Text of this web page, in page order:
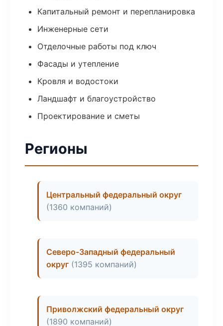
Капитальный ремонт и перепланировка
Инженерные сети
Отделочные работы под ключ
Фасады и утепление
Кровля и водостоки
Ландшафт и благоустройство
Проектирование и сметы
Регионы
Центральный федеральный округ
(1360 компаний)
Северо-Западный федеральный
округ (1395 компаний)
Приволжский федеральный округ
(1890 компаний)